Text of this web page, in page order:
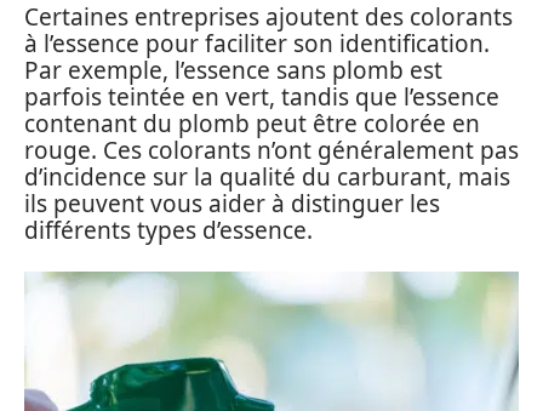
Certaines entreprises ajoutent des colorants
à l’essence pour faciliter son identification.
Par exemple, l’essence sans plomb est
parfois teintée en vert, tandis que l’essence
contenant du plomb peut être colorée en
rouge. Ces colorants n’ont généralement pas
d’incidence sur la qualité du carburant, mais
ils peuvent vous aider à distinguer les
différents types d’essence.